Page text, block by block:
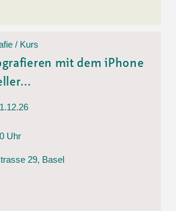
/ Kurs
mit dem iPhone
Uhr
29, Basel